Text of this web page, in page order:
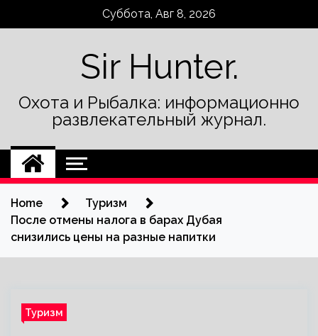
Суббота, Авг 8, 2026
Sir Hunter.
Охота и Рыбалка: информационно
развлекательный журнал.
Home
Туризм
После отмены налога в барах Дубая
снизились цены на разные напитки
Туризм